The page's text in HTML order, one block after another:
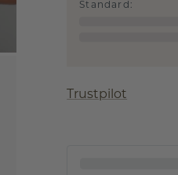
Standard :
Trustpilot